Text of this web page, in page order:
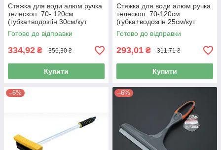
Стяжка для води алюм.ручка
телескоп. 70- 120см
(губка+водозгін 30см/кут
нахилу) BP-50 "BI-Plast"
Готово до відправки
334,92 ₴ 356,30 ₴
Купити
Стяжка для води алюм.ручка
телескоп. 70-120см
(губка+водозгін 25см/кут
нахилу) BP-45 "BI-Plast"
Готово до відправки
293,01 ₴ 311,71 ₴
Купити
–6% –6%